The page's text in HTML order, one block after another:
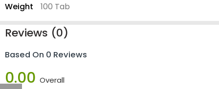
Weight 100 Tab
Reviews (0)
Based On 0 Reviews
0.00 Overall